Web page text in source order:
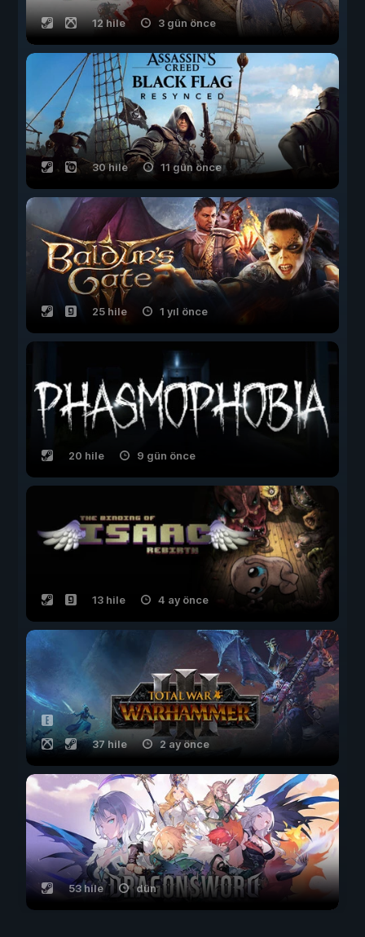
12 hile 3 gün önce
30 hile 11 gün önce
25 hile 1 yıl önce
20 hile 9 gün önce
13 hile 4 ay önce
37 hile 2 ay önce
53 hile dün